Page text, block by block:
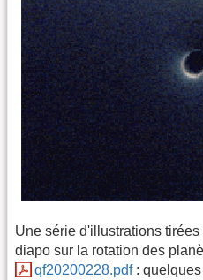
Une série d'illustrations
diapo sur la rotation des
qf20200228.pdf: quelques